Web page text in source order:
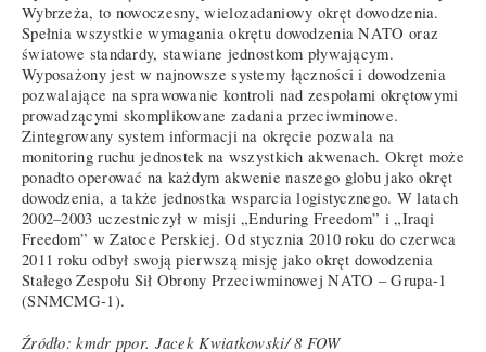
Wybrzeża, to nowoczesny, wielozadaniowy okręt dowodzenia.
Spełnia wszystkie wymagania okrętu dowodzenia NATO oraz
światowe standardy, stawiane jednostkom pływającym.
Wyposażony jest w najnowsze systemy łączności i dowodzenia
pozwalające na sprawowanie kontroli nad zespołami okrętowymi
prowadzącymi skomplikowane zadania przeciwminowe.
Zintegrowany system informacji na okręcie pozwala na
monitoring ruchu jednostek na wszystkich akwenach. Okręt może
ponadto operować na każdym akwenie naszego globu jako okręt
dowodzenia, a także jednostka wsparcia logistycznego. W latach
2002–2003 uczestniczył w misji „Enduring Freedom” i „Iraqi
Freedom” w Zatoce Perskiej. Od stycznia 2010 roku do czerwca
2011 roku odbył swoją pierwszą misję jako okręt dowodzenia
Stałego Zespołu Sił Obrony Przeciwminowej NATO – Grupa-1
(SNMCMG-1).
Źródło: kmdr ppor. Jacek Kwiatkowski/ 8 FOW